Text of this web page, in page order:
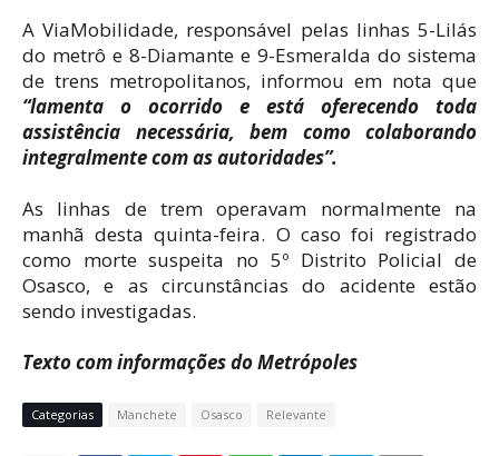
A ViaMobilidade, responsável pelas linhas 5-Lilás
do metrô e 8-Diamante e 9-Esmeralda do sistema
de trens metropolitanos, informou em nota que
“lamenta o ocorrido e está oferecendo toda
assistência necessária, bem como colaborando
integralmente com as autoridades”.
As linhas de trem operavam normalmente na
manhã desta quinta-feira. O caso foi registrado
como morte suspeita no 5º Distrito Policial de
Osasco, e as circunstâncias do acidente estão
sendo investigadas.
Texto com informações do Metrópoles
Categorias Manchete Osasco Relevante